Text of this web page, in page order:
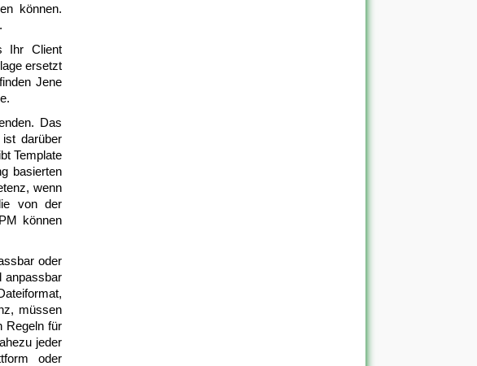
können.
Ihr Client
ersetzt
Jene
Das
darüber
Template
basierten
wenn
von der
können
oder
anpassbar
müssen
Regeln für
jeder
oder